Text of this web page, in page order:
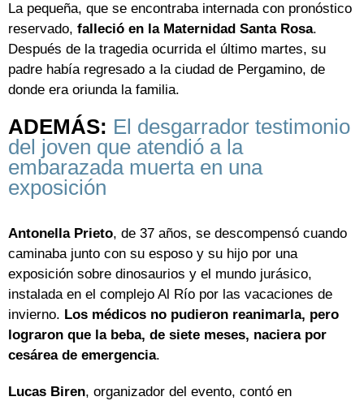
La pequeña, que se encontraba internada con pronóstico
reservado, falleció en la Maternidad Santa Rosa.
Después de la tragedia ocurrida el último martes, su
padre había regresado a la ciudad de Pergamino, de
donde era oriunda la familia.
ADEMÁS: El desgarrador testimonio
del joven que atendió a la
embarazada muerta en una
exposición
Antonella Prieto, de 37 años, se descompensó cuando
caminaba junto con su esposo y su hijo por una
exposición sobre dinosaurios y el mundo jurásico,
instalada en el complejo Al Río por las vacaciones de
invierno. Los médicos no pudieron reanimarla, pero
lograron que la beba, de siete meses, naciera por
cesárea de emergencia.
Lucas Biren, organizador del evento, contó en